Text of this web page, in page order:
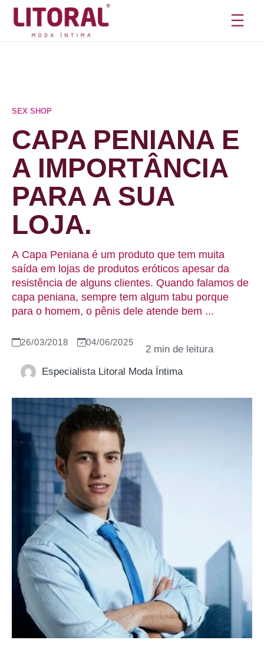
Pular
SEX SHOP
CAPA PENIANA E
A IMPORTÂNCIA
PARA A SUA
LOJA.
A Capa Peniana é um produto que tem muita
saída em lojas de produtos eróticos apesar da
resistência de alguns clientes. Quando falamos de
capa peniana, sempre tem algum tabu porque
para o homem, o pênis dele atende bem ...
26/03/2018 04/06/2025
Especialista Litoral Moda Íntima